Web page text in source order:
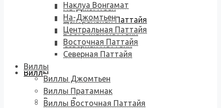
На-Джомтьен
Центральная Паттайя
Восточная Паттайя
Северная Паттайя
Виллы
Виллы Джомтьен
Наклуа Вонгамат
На-Джомтьен
Центральная Паттайя
Восточная Паттайя
Северная Паттайя
Виллы
Виллы Джомтьен
Виллы Пратамнак
Виллы Восточная Паттайя